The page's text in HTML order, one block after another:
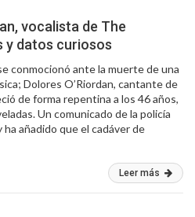
vocalista de The
y datos curiosos
conmocionó ante la muerte de una
Dolores O’Riordan, cantante de
de forma repentina a los 46 años,
Un comunicado de la policía
añadido que el cadáver de
Leer más